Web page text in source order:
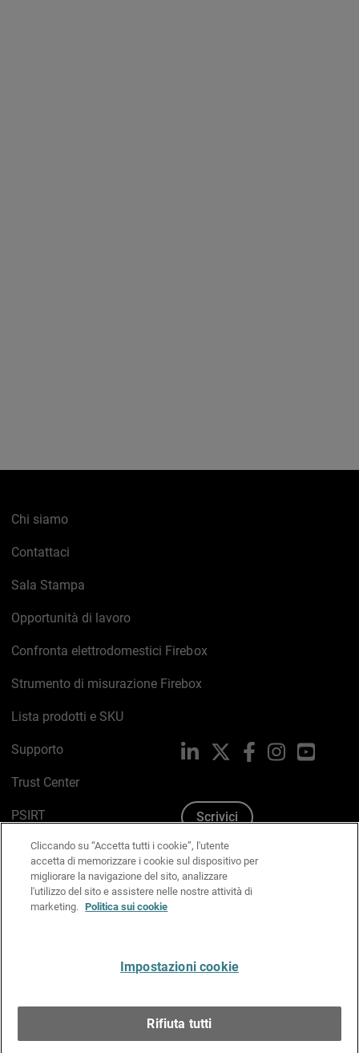
Chi siamo
Contattaci
Sala Stampa
Opportunità di lavoro
Confronta elettrodomestici Firebox
Strumento di misurazione Firebox
Lista prodotti e SKU
Supporto
Trust Center
PSIRT
Politica sui cookie
Informativa sulla privacy
Kit Media & Brand
LinkedIn FacebookInstagram
Scrivici
Cliccando su “Accetta tutti i cookie”, l'utente
accetta di memorizzare i cookie sul dispositivo per
migliorare la navigazione del sito, analizzare
l'utilizzo del sito e assistere nelle nostre attività di
marketing. Politica sui cookie
Impostazioni cookie
Rifiuta tutti